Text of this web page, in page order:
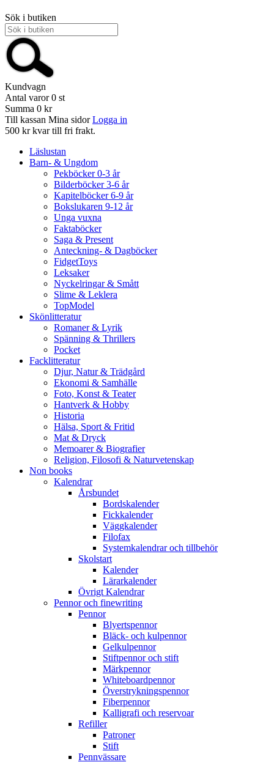
Sök i butiken
Kundvagn
Antal varor 0 st
Summa 0 kr
Till kassan Mina sidor Logga in
500 kr kvar till fri frakt.
Läslustan
Barn- & Ungdom
Pekböcker 0-3 år
Bilderböcker 3-6 år
Kapitelböcker 6-9 år
Bokslukaren 9-12 år
Unga vuxna
Faktaböcker
Saga & Present
Anteckning- & Dagböcker
FidgetToys
Leksaker
Nyckelringar & Smått
Slime & Leklera
TopModel
Skönlitteratur
Romaner & Lyrik
Spänning & Thrillers
Pocket
Facklitteratur
Djur, Natur & Trädgård
Ekonomi & Samhälle
Foto, Konst & Teater
Hantverk & Hobby
Historia
Hälsa, Sport & Fritid
Mat & Dryck
Memoarer & Biografier
Religion, Filosofi & Naturvetenskap
Non books
Kalendrar
Årsbundet
Bordskalender
Fickkalender
Väggkalender
Filofax
Systemkalendrar och tillbehör
Skolstart
Kalender
Lärarkalender
Övrigt Kalendrar
Pennor och finewriting
Pennor
Blyertspennor
Bläck- och kulpennor
Gelkulpennor
Stiftpennor och stift
Märkpennor
Whiteboardpennor
Överstrykningspennor
Fiberpennor
Kalligrafi och reservoar
Refiller
Patroner
Stift
Pennvässare